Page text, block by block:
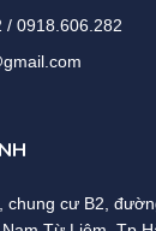
bàn phím
/ 0918.606.282
chung cư B2,